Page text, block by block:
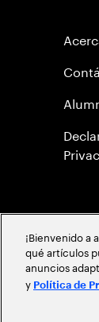
¡Bienvenido a
qué artículos
anuncios
y Política de